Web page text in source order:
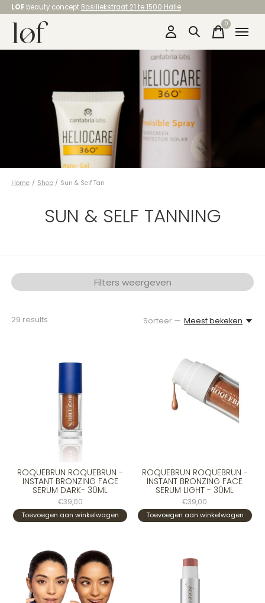
LOF beauty concept Basiliekstraat 21 te 1500 Halle
0items
Home / Shop / Sun & Self Tan
SUN & SELF TANNING
Filters weergeven
29 results Sorteer — Meest bekeken
ROQUEBRUN ROQUEBRUN -
INSTANT BRONZING FACE
SERUM DARK- 30ML
€39,00
Toevoegen aan winkelwagen
ROQUEBRUN ROQUEBRUN -
INSTANT BRONZING FACE
SERUM LIGHT - 30ML
€39,00
Toevoegen aan winkelwagen